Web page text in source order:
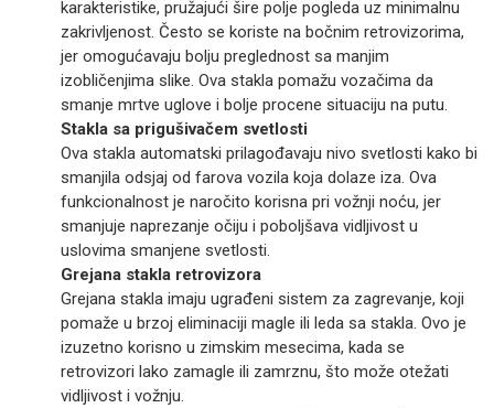
karakteristike, pružajući šire polje pogleda uz minimalnu
zakrivljenost. Često se koriste na bočnim retrovizorima,
jer omogućavaju bolju preglednost sa manjim
izobličenjima slike. Ova stakla pomažu vozačima da
smanje mrtve uglove i bolje procene situaciju na putu.
Stakla sa prigušivačem svetlosti
Ova stakla automatski prilagođavaju nivo svetlosti kako bi
smanjila odsjaj od farova vozila koja dolaze iza. Ova
funkcionalnost je naročito korisna pri vožnji noću, jer
smanjuje naprezanje očiju i poboljšava vidljivost u
uslovima smanjene svetlosti.
Grejana stakla retrovizora
Grejana stakla imaju ugrađeni sistem za zagrevanje, koji
pomaže u brzoj eliminaciji magle ili leda sa stakla. Ovo je
izuzetno korisno u zimskim mesecima, kada se
retrovizori lako zamagle ili zamrznu, što može otežati
vidljivost i vožnju.